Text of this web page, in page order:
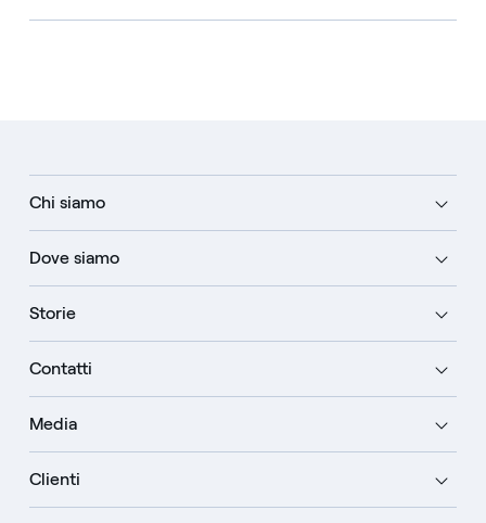
Chi siamo
Dove siamo
Storie
Contatti
Media
Clienti